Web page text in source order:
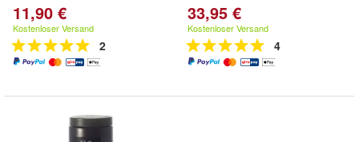
11,90 €
Kostenloser Versand
2
33,95 €
Kostenloser Versand
4